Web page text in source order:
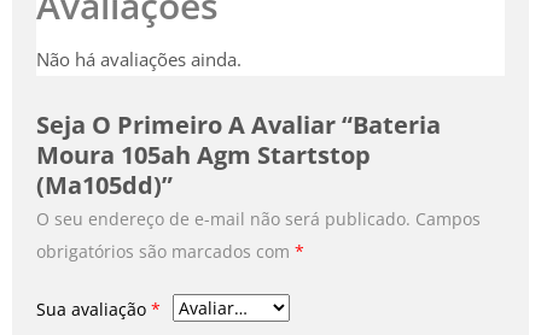
Não há avaliações ainda.
Seja O Primeiro A Avaliar “Bateria
Moura 105ah Agm Startstop
(ma105dd)”
O seu endereço de e-mail não será publicado. Campos
obrigatórios são marcados com *
Sua avaliação *